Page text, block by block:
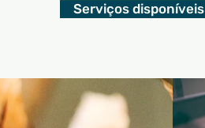
Serviços disponíveis